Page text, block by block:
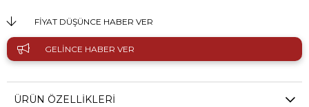
FIYAT DÜŞÜNCE HABER VER
GELINCE HABER VER
ÜRÜN ÖZELLIKLERI